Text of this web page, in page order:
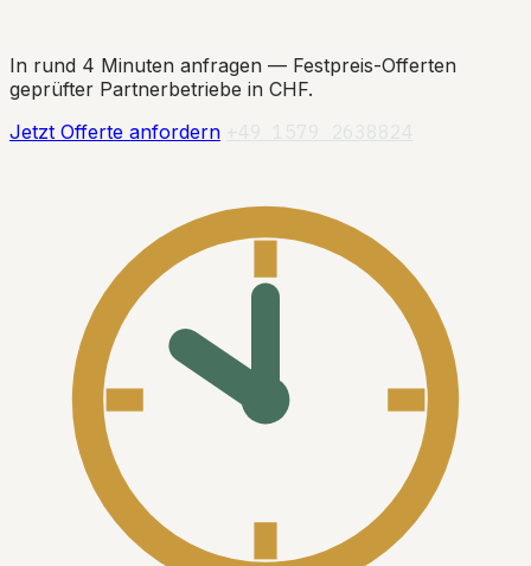
In rund 4 Minuten anfragen — Festpreis-Offerten
geprüfter Partnerbetriebe in CHF.
Jetzt Offerte anfordern +49 1579 2638824